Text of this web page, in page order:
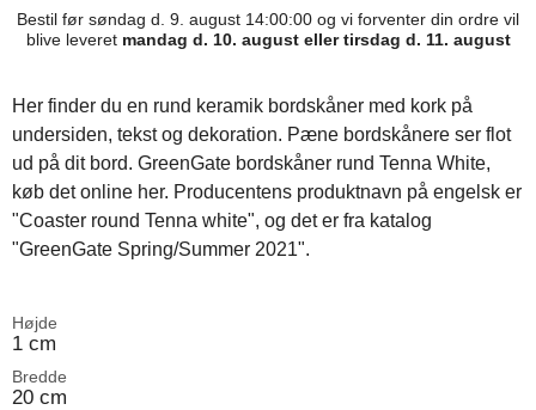
Bestil før søndag d. 9. august 14:00:00 og vi forventer din ordre vil
blive leveret mandag d. 10. august eller tirsdag d. 11. august
Her finder du en rund keramik bordskåner med kork på
undersiden, tekst og dekoration. Pæne bordskånere ser flot
ud på dit bord. GreenGate bordskåner rund Tenna White,
køb det online her. Producentens produktnavn på engelsk er
"Coaster round Tenna white", og det er fra katalog
"GreenGate Spring/Summer 2021".
Højde
1 cm
Bredde
20 cm